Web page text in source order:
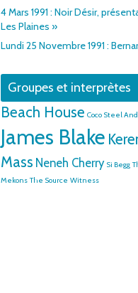
4 Mars 1991 : Noir Désir,
Les Plaines »
Lundi 25 Novembre 1991 :
Groupes et interprètes
Beach House Coco Steel
James Blake
Mass Neneh Cherry Si Begg
Mekons The Source Witness